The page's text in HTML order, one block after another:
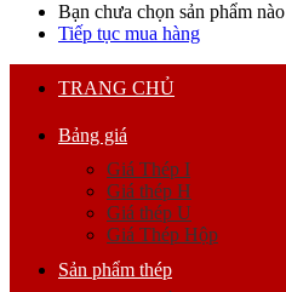
Bạn chưa chọn sản phẩm nào
Tiếp tục mua hàng
TRANG CHỦ
Bảng giá
Giá Thép I
Giá thép H
Giá thép U
Giá Thép Hộp
Sản phẩm thép